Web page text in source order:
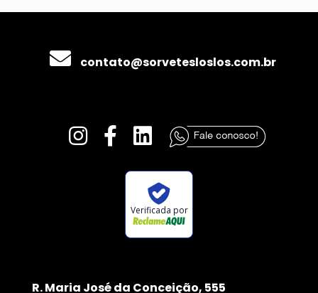
contato@sorvetesloslos.com.br
Verificada por
R. Maria José da Conceição, 555